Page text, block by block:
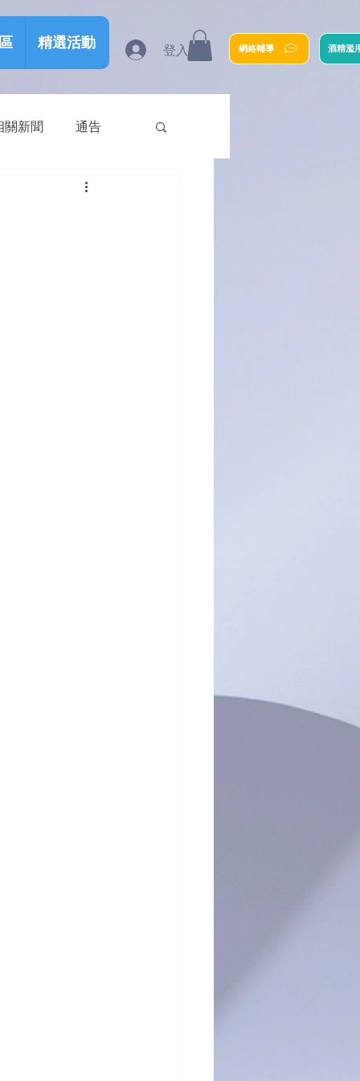
精選活動 登入 網絡輔導 酒精濫
關新聞 通告